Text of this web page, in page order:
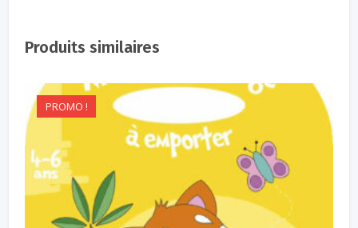
Produits similaires
PROMO !